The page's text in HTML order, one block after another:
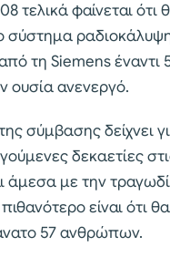
τελικά φαίνεται
σύστημα
τη Siemens
ουσία ανενεργό.
της σύμβασης
δεκαετίες
άμεσα με την
πιθανότερο είναι
57 ανθρώπων.